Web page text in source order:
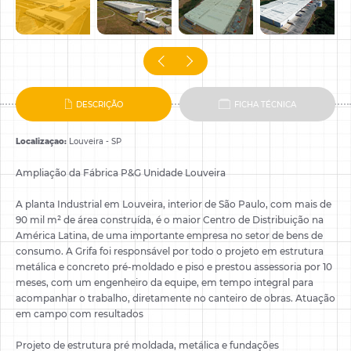
DESCRIÇÃO FICHA TÉCNICA
Localizaçao: Louveira - SP
Ampliação da Fábrica P&G Unidade Louveira
A planta Industrial em Louveira, interior de São Paulo, com mais de
90 mil m² de área construída, é o maior Centro de Distribuição na
América Latina, de uma importante empresa no setor de bens de
consumo. A Grifa foi responsável por todo o projeto em estrutura
metálica e concreto pré-moldado e piso e prestou assessoria por 10
meses, com um engenheiro da equipe, em tempo integral para
acompanhar o trabalho, diretamente no canteiro de obras. Atuação
em campo com resultados
Projeto de estrutura pré moldada, metálica e fundações
Pular
comunicações da
nossa empresa.
Ao informar meus
dados concordo com
Privacidade